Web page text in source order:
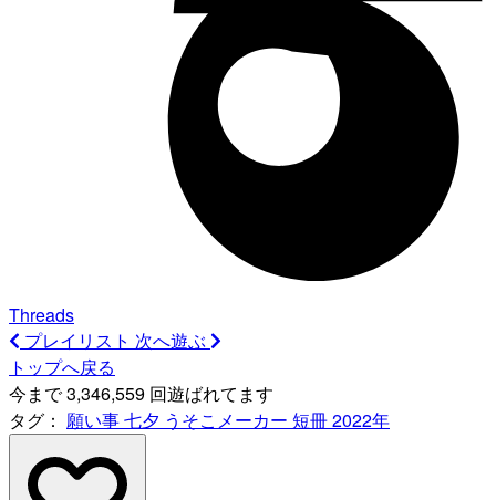
Threads
プレイリスト 次へ遊ぶ
トップへ戻る
今まで 3,346,559 回遊ばれてます
タグ： 願い事七夕 うそこメーカー 短冊2022年